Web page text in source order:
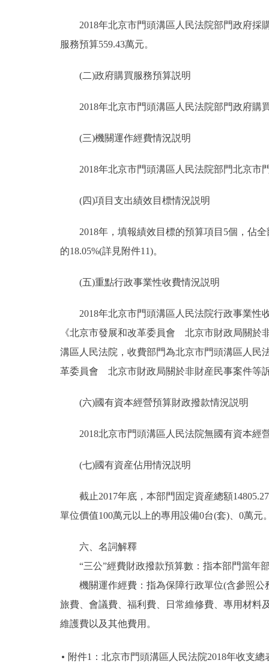
2018年北京市門頭溝區人民法院部門政府採購
服務預算559.43萬元。
(二)政府購買服務預算説明
2018年北京市門頭溝區人民法院部門政府購
(三)機關運作經費情況説明
2018年北京市門頭溝區人民法院部門北京市門
(四)項目支出績效目標情況説明
2018年，填報績效目標的預算項目5個，佔全
的18.05%(詳見附件11)。
(五)重點行政事業性收費情況説明
2018年北京市門頭溝區人民法院行政事業性
《北京市發展和改革委員會 北京市財政局關於
溝區人民法院，收費部門為北京市門頭溝區人民
革委員會 北京市財政局關於非財産民事案件等
(六)國有資本經營預算財政撥款情況説明
2018北京市門頭溝區人民法院無國有資本經
(七)國有資産佔用情況説明
截止2017年底，本部門固定資産總額14805.27
單位價值100萬元以上的專用設備0台(套)、0萬元
六、名詞解釋
“三公”經費財政撥款預算數：指本部門當年部
機關運作經費：指為保障行政單位(含參照公
旅費、會議費、福利費、日常維修費、專用材料
維護費以及其他費用。
附件1：北京市門頭溝區人民法院2018年收支總